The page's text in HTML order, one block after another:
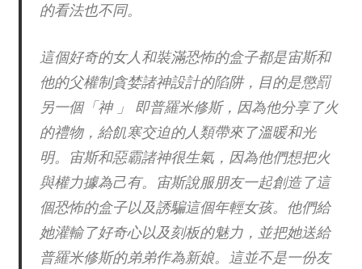
的看法也不同。
這個好奇的女人和裝滿恐怖的盒子都是宙斯和
他的父權制貪婪諸神設計的陷阱，目的是懲罰
另一個「神 」 即普羅米修斯，因為他分享了火
的禮物，給飢寒交迫的人類帶來了溫暖和光
明。宙斯和惡霸諸神很生氣，因為他們想把火
與權力據為己有。宙斯說服朋友一起創造了這
個恐怖的盒子以及誘騙這個年輕女孩。他們給
她灌輸了好奇心以及刻板的魅力，並把她送給
普羅米修斯的弟弟作為新娘。這並不是一份友